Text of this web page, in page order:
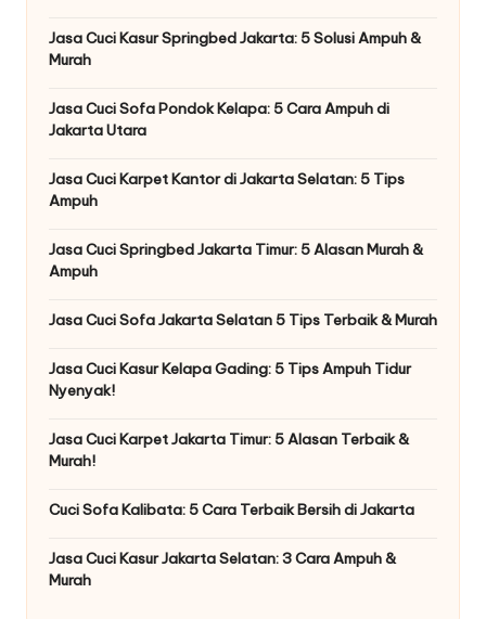
Jasa Cuci Kasur Springbed Jakarta: 5 Solusi Ampuh &
Murah
Jasa Cuci Sofa Pondok Kelapa: 5 Cara Ampuh di
Jakarta Utara
Jasa Cuci Karpet Kantor di Jakarta Selatan: 5 Tips
Ampuh
Jasa Cuci Springbed Jakarta Timur: 5 Alasan Murah &
Ampuh
Jasa Cuci Sofa Jakarta Selatan 5 Tips Terbaik & Murah
Jasa Cuci Kasur Kelapa Gading: 5 Tips Ampuh Tidur
Nyenyak!
Jasa Cuci Karpet Jakarta Timur: 5 Alasan Terbaik &
Murah!
Cuci Sofa Kalibata: 5 Cara Terbaik Bersih di Jakarta
Jasa Cuci Kasur Jakarta Selatan: 3 Cara Ampuh &
Murah